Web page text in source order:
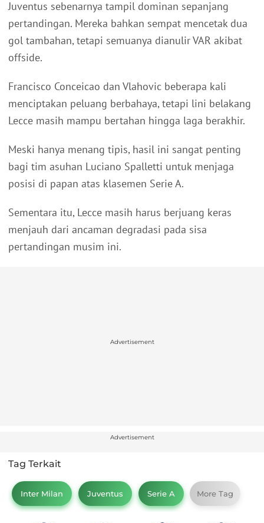
Juventus sebenarnya tampil dominan sepanjang
pertandingan. Mereka bahkan sempat mencetak dua
gol tambahan, tetapi semuanya dianulir VAR akibat
offside.
Francisco Conceicao dan Vlahovic beberapa kali
menciptakan peluang berbahaya, tetapi lini belakang
Lecce masih mampu bertahan hingga laga berakhir.
Meski hanya menang tipis, hasil ini sangat penting
bagi tim asuhan Luciano Spalletti untuk menjaga
posisi di papan atas klasemen Serie A.
Sementara itu, Lecce masih harus berjuang keras
menjauh dari ancaman degradasi pada sisa
pertandingan musim ini.
Advertisement
Advertisement
Tag Terkait
Inter Milan Juventus Serie A More Tag